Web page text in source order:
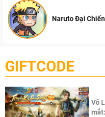
Naruto Đại
GIFTCODE
Võ